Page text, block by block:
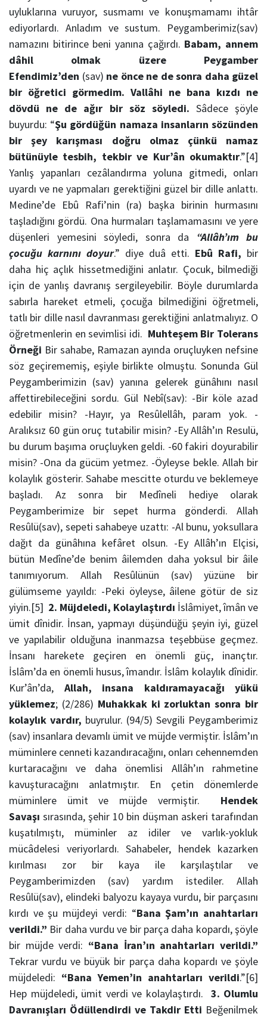
uyluklarına vuruyor, susmamı ve konuşmamamı ihtâr
ediyorlardı. Anladım ve sustum. Peygamberimiz(sav)
namazını bitirince beni yanına çağırdı. Babam, annem
dâhil olmak üzere Peygamber
Efendimiz’den (sav) ne önce ne de sonra daha güzel
bir öğretici görmedim. Vallâhi ne bana kızdı ne
dövdü ne de ağır bir söz söyledi. Sâdece şöyle
buyurdu: “Şu gördüğün namaza insanların sözünden
bir şey karışması doğru olmaz çünkü namaz
bütünüyle tesbih, tekbir ve Kur’ân okumaktır.”[4]
Yanlış yapanları cezâlandırma yoluna gitmedi, onları
uyardı ve ne yapmaları gerektiğini güzel bir dille anlattı.
Medine’de Ebû Rafi’nin (ra) başka birinin hurmasını
taşladığını gördü. Ona hurmaları taşlamamasını ve yere
düşenleri yemesini söyledi, sonra da “Allâh’ım bu
çocuğu karnını doyur.” diye duâ etti. Ebû Rafi, bir
daha hiç açlık hissetmediğini anlatır. Çocuk, bilmediği
için de yanlış davranış sergileyebilir. Böyle durumlarda
sabırla hareket etmeli, çocuğa bilmediğini öğretmeli,
tatlı bir dille nasıl davranması gerektiğini anlatmalıyız. O
öğretmenlerin en sevimlisi idi. Muhteşem Bir Tolerans
Örneği Bir sahabe, Ramazan ayında oruçluyken nefsine
söz geçirememiş, eşiyle birlikte olmuştu. Sonunda Gül
Peygamberimizin (sav) yanına gelerek günâhını nasıl
affettirebileceğini sordu. Gül Nebî(sav): -Bir köle azad
edebilir misin? -Hayır, ya Resûlellâh, param yok. -
Aralıksız 60 gün oruç tutabilir misin? -Ey Allâh’ın Resulü,
bu durum başıma oruçluyken geldi. -60 fakiri doyurabilir
misin? -Ona da gücüm yetmez. -Öyleyse bekle. Allah bir
kolaylık gösterir. Sahabe mescitte oturdu ve beklemeye
başladı. Az sonra bir Medîneli hediye olarak
Peygamberimize bir sepet hurma gönderdi. Allah
Resûlü(sav), sepeti sahabeye uzattı: -Al bunu, yoksullara
dağıt da günâhına kefâret olsun. -Ey Allâh’ın Elçisi,
bütün Medîne’de benim âilemden daha yoksul bir âile
tanımıyorum. Allah Resûlünün (sav) yüzüne bir
gülümseme yayıldı: -Peki öyleyse, âilene götür de siz
yiyin.[5] 2. Müjdeledi, Kolaylaştırdı İslâmiyet, îmân ve
ümit dînidir. İnsan, yapmayı düşündüğü şeyin iyi, güzel
ve yapılabilir olduğuna inanmazsa teşebbüse geçmez.
İnsanı harekete geçiren en önemli güç, inançtır.
İslâm’da en önemli husus, îmandır. İslâm kolaylık dînidir.
Kur’ân’da, Allah, insana kaldıramayacağı yükü
yüklemez; (2/286) Muhakkak ki zorluktan sonra bir
kolaylık vardır, buyrulur. (94/5) Sevgili Peygamberimiz
(sav) insanlara devamlı ümit ve müjde vermiştir. İslâm’ın
müminlere cenneti kazandıracağını, onları cehennemden
kurtaracağını ve daha önemlisi Allâh’ın rahmetine
kavuşturacağını anlatmıştır. En çetin dönemlerde
müminlere ümit ve müjde vermiştir.
Hendek
Savaşı sırasında, şehir 10 bin düşman askeri tarafından
kuşatılmıştı, müminler az idiler ve varlık-yokluk
mücâdelesi veriyorlardı. Sahabeler, hendek kazarken
kırılması zor bir kaya ile karşılaştılar ve
Peygamberimizden (sav) yardım istediler. Allah
Resûlü(sav), elindeki balyozu kayaya vurdu, bir parçasını
kırdı ve şu müjdeyi verdi: “Bana Şam’ın anahtarları
verildi.” Bir daha vurdu ve bir parça daha kopardı, şöyle
bir müjde verdi: “Bana İran’ın anahtarları verildi.”
Tekrar vurdu ve büyük bir parça daha kopardı ve şöyle
müjdeledi: “Bana Yemen’in anahtarları verildi.”[6]
Hep müjdeledi, ümit verdi ve kolaylaştırdı.
3. Olumlu
Davranışları Ödüllendirdi ve Takdir Etti Beğenilmek